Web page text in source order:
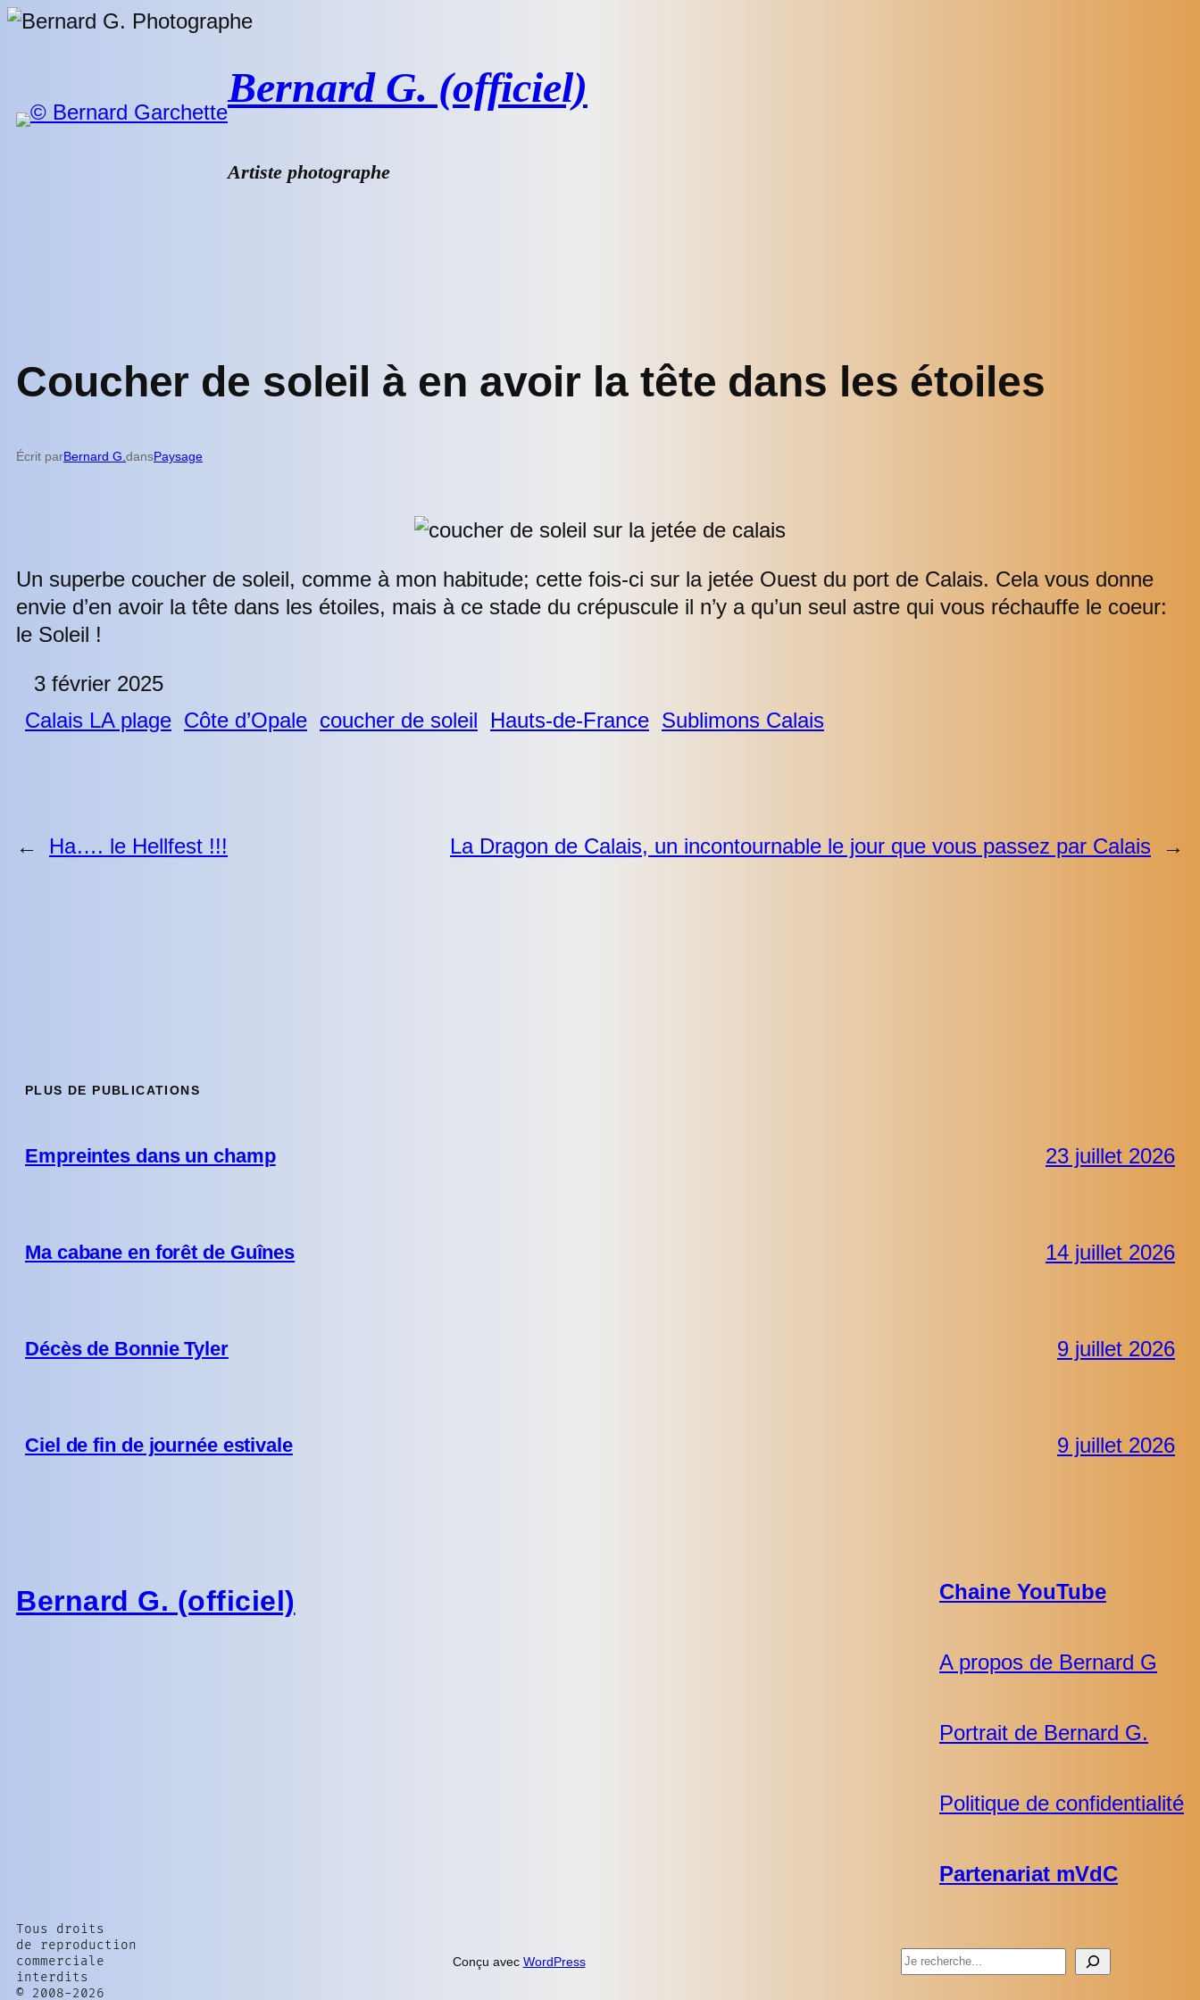
Aller
Bernard G. (officiel)
Artiste photographe
Coucher de soleil à en avoir la tête dans les étoiles
Écrit parBernard G. dansPaysage
Un superbe coucher de soleil, comme à mon habitude; cette fois-ci sur la jetée Ouest du port de Calais. Cela vous donne
envie d’en avoir la tête dans les étoiles, mais à ce stade du crépuscule il n’y a qu’un seul astre qui vous réchauffe le coeur:
le Soleil !
3 février 2025
Calais LA plage Côte d’Opale coucher de soleil Hauts-de-France Sublimons Calais
← Ha…. le Hellfest !!! La Dragon de Calais, un incontournable le jour que vous passez par Calais →
PLUS DE PUBLICATIONS
Empreintes dans un champ 23 juillet 2026
Ma cabane en forêt de Guînes 14 juillet 2026
Décès de Bonnie Tyler 9 juillet 2026
Ciel de fin de journée estivale 9 juillet 2026
Bernard G. (officiel) Chaine YouTube
A propos de Bernard G
Portrait de Bernard G.
Politique de confidentialité
Partenariat mVdC
Tous droits
de reproduction
commerciale
interdits
© 2008-2026
Conçu avec WordPress Rechercher